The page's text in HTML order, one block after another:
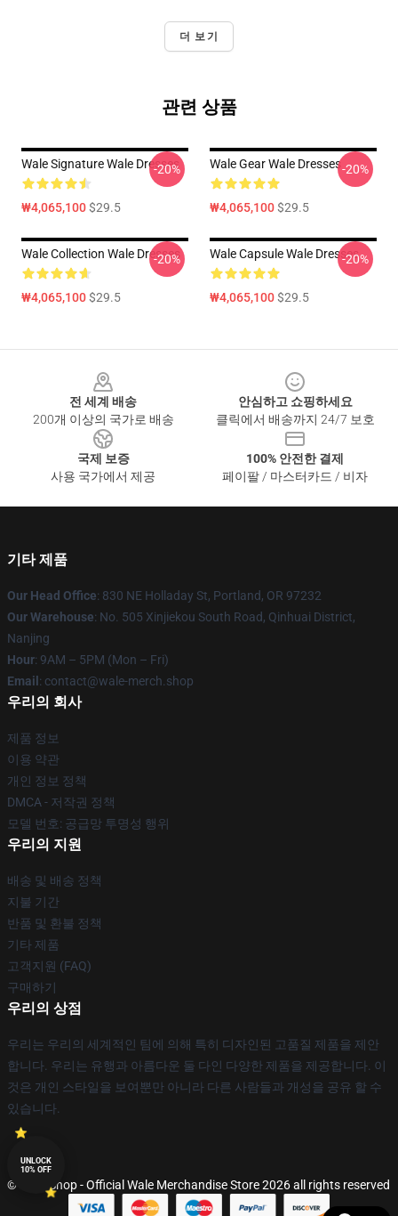
더 보기
관련 상품
Wale Signature Wale Dresses
₩4,065,100$29.5
-20% Wale Gear Wale Dresses
₩4,065,100$29.5
-20%
Wale Collection Wale Dresses
₩4,065,100$29.5
-20% Wale Capsule Wale Dresses
₩4,065,100$29.5
-20%
전 세계 배송
200개 이상의 국가로 배송
안심하고 쇼핑하세요
클릭에서 배송까지 24/7 보호
국제 보증
사용 국가에서 제공
100% 안전한 결제
페이팔 / 마스터카드 / 비자
기타 제품
Our Head Office: 830 NE Holladay St, Portland, OR 97232
Our Warehouse: No. 505 Xinjiekou South Road, Qinhuai District,
Nanjing
Hour: 9AM – 5PM (Mon – Fri)
Email : contact@wale-merch.shop
우리의 회사
제품 정보
이용 약관
개인 정보 정책
DMCA - 저작권 정책
모델 번호: 공급망 투명성 행위
우리의 지원
배송 및 배송 정책
지불 기간
반품 및 환불 정책
기타 제품
고객지원 (FAQ)
구매하기
우리의 상점
우리는 우리의 세계적인 팀에 의해 특히 디자인된 고품질 제품을 제안
합니다. 우리는 유행과 아름다운 둘 다인 다양한 제품을 제공합니다. 이
것은 개인 스타일을 보여뿐만 아니라 다른 사람들과 개성을 공유 할 수
있습니다.
© Wale Shop - Official Wale Merchandise Store 2026 all rights reserved
UNLOCK
10% OFF